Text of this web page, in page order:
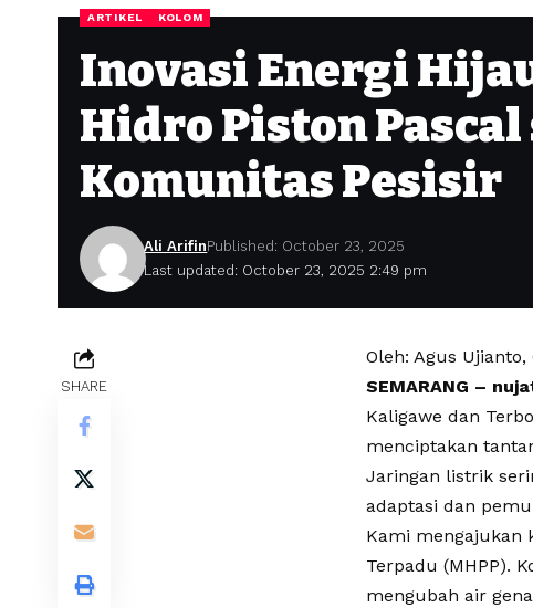
ARTIKEL KOLOM
Inovasi Energi
Hidro Piston
Komunitas Pesisir
Last updated: October 23, 2025 2:49 pm
Ali ArifinPublished: October 23, 2025
SHARE
Oleh: Agus
SEMARANG –
Kaligawe dan
menciptakan
Jaringan listrik
adaptasi dan
Kami mengajukan
Terpadu (MHPP).
mengubah air